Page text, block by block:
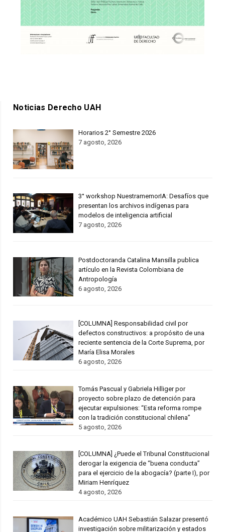
Noticias Derecho UAH
Horarios 2° Semestre 2026
7 agosto, 2026
3° workshop NuestramemorIA: Desafíos que
presentan los archivos indígenas para
modelos de inteligencia artificial
7 agosto, 2026
Postdoctoranda Catalina Mansilla publica
artículo en la Revista Colombiana de
Antropología
6 agosto, 2026
[COLUMNA] Responsabilidad civil por
defectos constructivos: a propósito de una
reciente sentencia de la Corte Suprema, por
María Elisa Morales
6 agosto, 2026
Tomás Pascual y Gabriela Hilliger por
proyecto sobre plazo de detención para
ejecutar expulsiones: “Esta reforma rompe
con la tradición constitucional chilena”
5 agosto, 2026
[COLUMNA] ¿Puede el Tribunal Constitucional
derogar la exigencia de “buena conducta”
para el ejercicio de la abogacía? (parte I), por
Miriam Henríquez
4 agosto, 2026
Académico UAH Sebastián Salazar presentó
investigación sobre militarización y estados